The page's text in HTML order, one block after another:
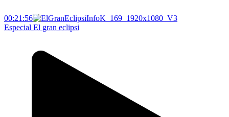
00:21:56
Especial El gran eclipsi